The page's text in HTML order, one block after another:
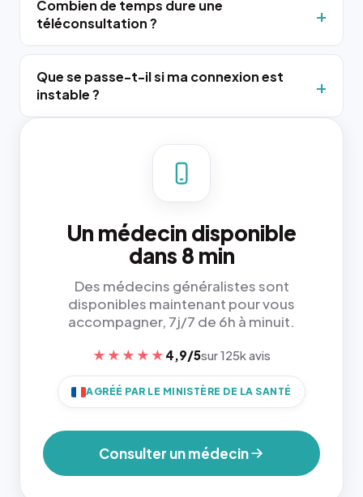
Combien de temps dure une
téléconsultation ?
Que se passe-t-il si ma connexion est
instable ?
Un médecin disponible
dans 8 min
Des médecins généralistes sont
disponibles maintenant pour vous
accompagner, 7j/7 de 6h à minuit.
★★★★★ 4,9/5sur 125k avis
AGRÉÉ PAR LE MINISTÈRE DE LA SANTÉ
Consulter un médecin